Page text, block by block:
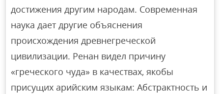
достижения другим народам. Современная
наука дает другие объяснения
происхождения древнегреческой
цивилизации. Ренан видел причину
«греческого чуда» в качествах, якобы
присущих арийским языкам: Абстрактность и